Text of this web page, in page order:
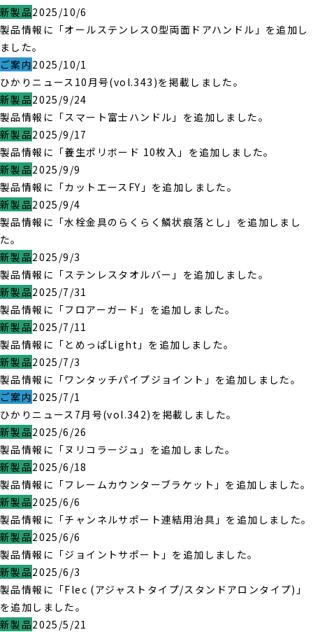
新製品2025/10/6
製品情報に「オールステンレスO型両面ドアハンドル」を追加し
ました。
ご案内2025/10/1
ひかりニュース10月号(vol.343)を掲載しました。
新製品2025/9/24
製品情報に「スマート富士ハンドル」を追加しました。
新製品2025/9/17
製品情報に「養生ポリボード 10枚入」を追加しました。
新製品2025/9/9
製品情報に「カットエースFY」を追加しました。
新製品2025/9/4
製品情報に「水栓金具のらくらく鱗状痕落とし」を追加しまし
た。
新製品2025/9/3
製品情報に「ステンレスタオルバー」を追加しました。
新製品2025/7/31
製品情報に「フロアーガード」を追加しました。
新製品2025/7/11
製品情報に「とめっぱLight」を追加しました。
新製品2025/7/3
製品情報に「ワンタッチパイプジョイント」を追加しました。
ご案内2025/7/1
ひかりニュース7月号(vol.342)を掲載しました。
新製品2025/6/26
製品情報に「ヌリコラージュ」を追加しました。
新製品2025/6/18
製品情報に「フレームカウンターブラケット」を追加しました。
新製品2025/6/6
製品情報に「チャンネルサポート連結用治具」を追加しました。
新製品2025/6/6
製品情報に「ジョイントサポート」を追加しました。
新製品2025/6/3
製品情報に「Flec (アジャストタイプ/スタンドアロンタイプ)」
を追加しました。
新製品2025/5/21